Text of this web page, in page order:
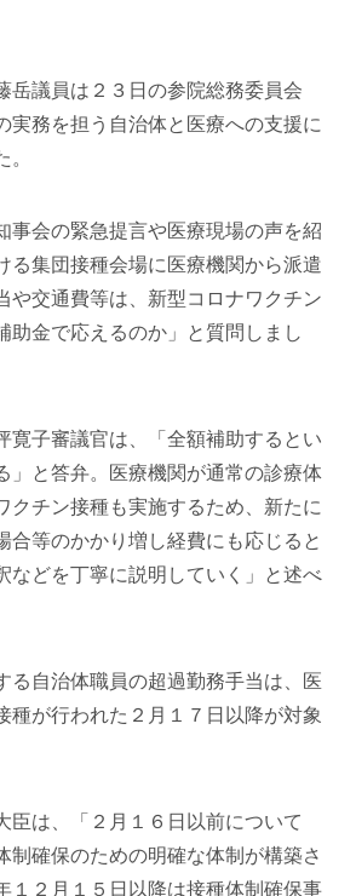
議員は２３日の参院総務委員会
実務を担う自治体と医療への支援に
会の緊急提言や医療現場の声を紹
る集団接種会場に医療機関から派遣
や交通費等は、新型コロナワクチン
助金で応えるのか」と質問しまし
子審議官は、「全額補助するとい
」と答弁。医療機関が通常の診療体
クチン接種も実施するため、新たに
合等のかかり増し経費にも応じると
などを丁寧に説明していく」と述べ
自治体職員の超過勤務手当は、医
種が行われた２月１７日以降が対象
は、「２月１６日以前について
制確保のための明確な体制が構築さ
１２月１５日以降は接種体制確保事